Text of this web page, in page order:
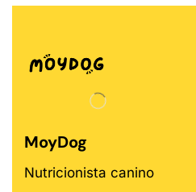
MoyDog
Nutricionista canino